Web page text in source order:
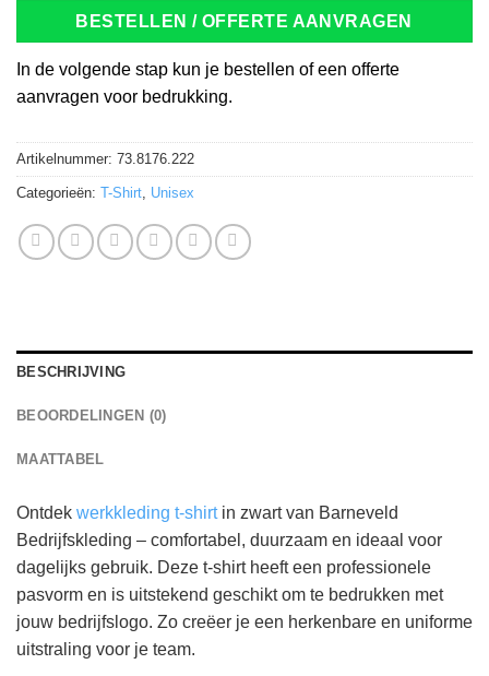
BESTELLEN / OFFERTE AANVRAGEN
In de volgende stap kun je bestellen of een offerte
aanvragen voor bedrukking.
Artikelnummer: 73.8176.222
Categorieën: T-Shirt, Unisex
BESCHRIJVING
BEOORDELINGEN (0)
MAATTABEL
Ontdek werkkleding t-shirtin zwart van Barneveld
Bedrijfskleding – comfortabel, duurzaam en ideaal voor
dagelijks gebruik. Deze t-shirt heeft een professionele
pasvorm en is uitstekend geschikt om te bedrukken met
jouw bedrijfslogo. Zo creëer je een herkenbare en uniforme
uitstraling voor je team.